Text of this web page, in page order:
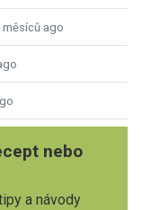
měsíců ago
nebo
a návody